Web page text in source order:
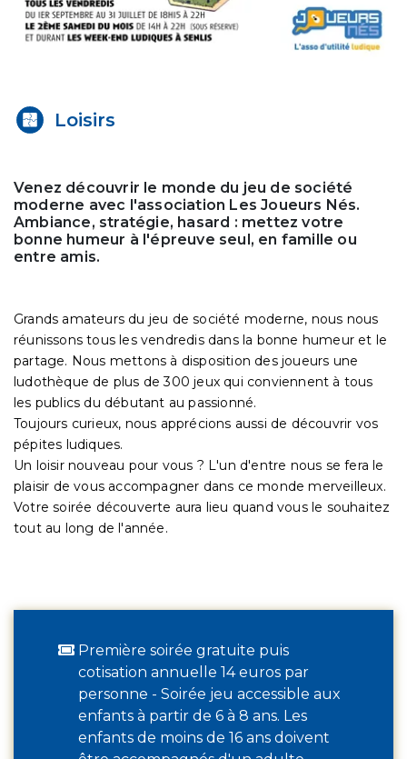
Loisirs
Venez découvrir le monde du jeu de société
moderne avec l'association Les Joueurs Nés.
Ambiance, stratégie, hasard : mettez votre
bonne humeur à l'épreuve seul, en famille ou
entre amis.
Grands amateurs du jeu de société moderne, nous nous
réunissons tous les vendredis dans la bonne humeur et le
partage. Nous mettons à disposition des joueurs une
ludothèque de plus de 300 jeux qui conviennent à tous
les publics du débutant au passionné.
Toujours curieux, nous apprécions aussi de découvrir vos
pépites ludiques.
Un loisir nouveau pour vous ? L'un d'entre nous se fera le
plaisir de vous accompagner dans ce monde merveilleux.
Votre soirée découverte aura lieu quand vous le souhaitez
tout au long de l'année.
Première soirée gratuite puis
cotisation annuelle 14 euros par
personne - Soirée jeu accessible aux
enfants à partir de 6 à 8 ans. Les
enfants de moins de 16 ans doivent